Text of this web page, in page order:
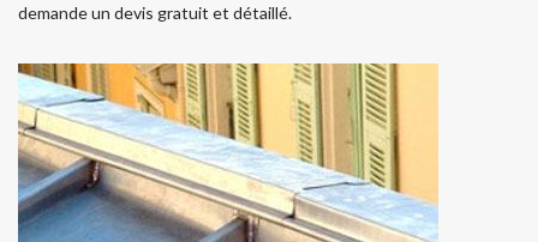
demande un devis gratuit et détaillé.